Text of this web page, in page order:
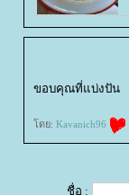
ขอบคุณที่แบ่งปัน
ดย: Kavanich96
ชื่อ :